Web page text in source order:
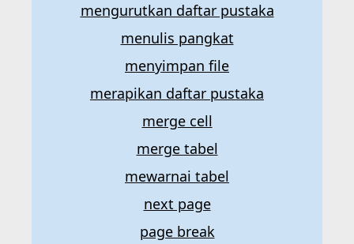
mengurutkan daftar pustaka
menulis pangkat
menyimpan file
merapikan daftar pustaka
merge cell
merge tabel
mewarnai tabel
next page
page break